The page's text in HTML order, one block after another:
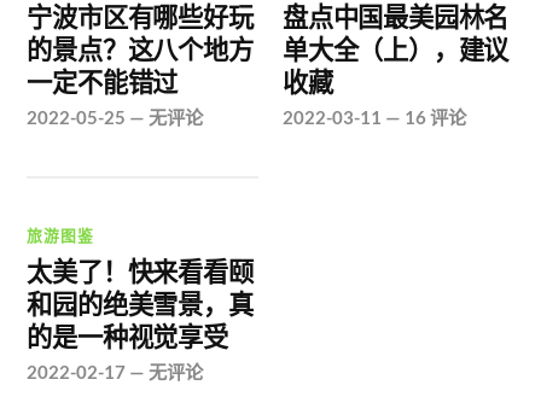
宁波市区有哪些好玩
的景点？这八个地方
一定不能错过
2022-05-25 —无评论
盘点中国最美园林名
单大全（上），建议
收藏
2022-03-11 — 16 评论
旅游图鉴
太美了！快来看看颐
和园的绝美雪景，真
的是一种视觉享受
2022-02-17 —无评论